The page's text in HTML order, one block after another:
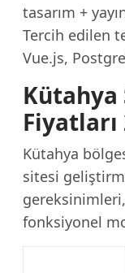
tasarım +
Tercih edilen
Vue.js,
Kütahya
Fiyatları
Kütahya
sitesi
gereksinimleri,
fonksiyonel